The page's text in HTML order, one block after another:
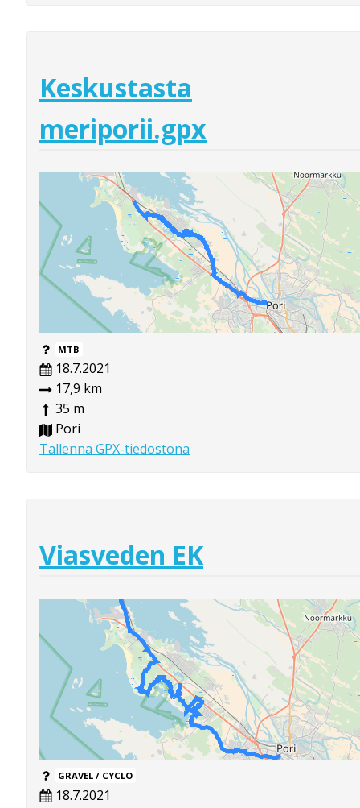
Keskustasta
meriporii.gpx
MTB
18.7.2021
17,9 km
35 m
Pori
Tallenna GPX-tiedostona
Viasveden EK
GRAVEL / CYCLO
18.7.2021